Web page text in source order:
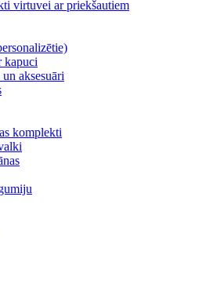
virtuvei ar priekšautiem
kapuci
aksesuāri
komplekti